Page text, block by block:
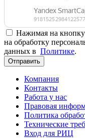
Нажимая на
на обработку
данных в Политике.
Отправить
Компания
Контакты
Работа у нас
Правовая
Политика
Технические
Вход для РИЦ